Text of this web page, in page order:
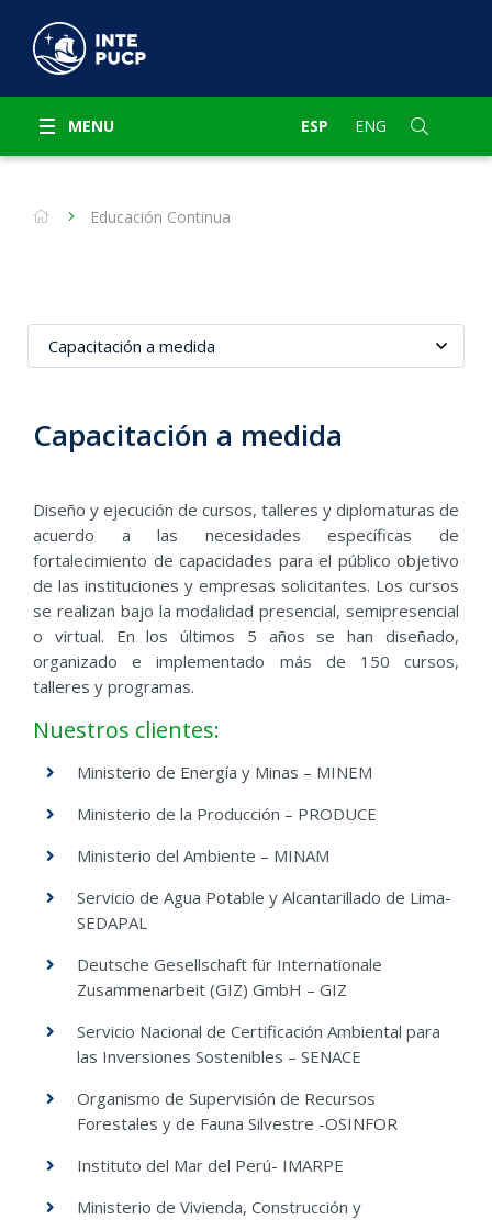
MENU ESP ENG
Educación Continua
Capacitación a medida
Diseño y ejecución de cursos, talleres y diplomaturas de
acuerdo a las necesidades específicas de
fortalecimiento de capacidades para el público objetivo
de las instituciones y empresas solicitantes. Los cursos
se realizan bajo la modalidad presencial, semipresencial
o virtual. En los últimos 5 años se han diseñado,
organizado e implementado más de 150 cursos,
talleres y programas.
Nuestros clientes:
Ministerio de Energía y Minas – MINEM
Ministerio de la Producción – PRODUCE
Ministerio del Ambiente – MINAM
Servicio de Agua Potable y Alcantarillado de Lima-
SEDAPAL
Deutsche Gesellschaft für Internationale
Zusammenarbeit (GIZ) GmbH – GIZ
Servicio Nacional de Certificación Ambiental para
las Inversiones Sostenibles – SENACE
Organismo de Supervisión de Recursos
Forestales y de Fauna Silvestre -OSINFOR
Instituto del Mar del Perú- IMARPE
Ministerio de Vivienda, Construcción y